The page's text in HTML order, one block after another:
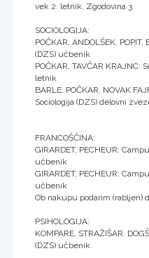
vek 2. letnik, Zgodovina 3
SOCIOLOGIJA:
POČKAR, ANDOLŠEK,
(DZS) učbenik
POČKAR, TAVČAR KRAJNC:
letnik
BARLE, POČKAR, NOVAK
Sociologija (DZS) delovni
FRANCOŠČINA:
GIRARDET, PECHEUR:
učbenik
GIRARDET, PECHEUR:
učbenik
Ob nakupu podarim (rabljen)
PSIHOLOGIJA:
KOMPARE, STRAŽIŠAR,
(DZS) učbenik